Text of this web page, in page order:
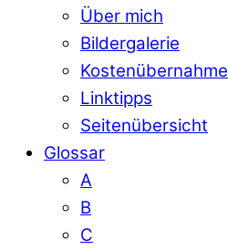
Über mich
Bildergalerie
Kostenübernahme
Linktipps
Seitenübersicht
Glossar
A
B
C